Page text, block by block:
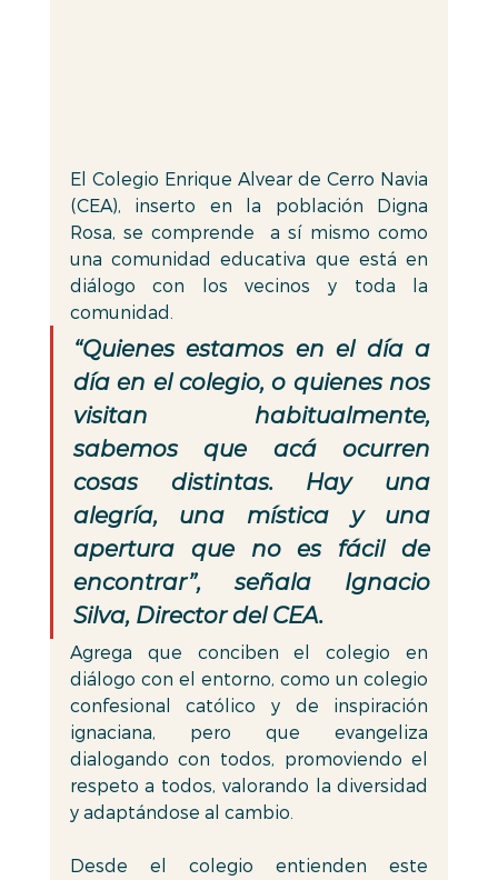
El Colegio Enrique Alvear de Cerro Navia
(CEA), inserto en la población Digna
Rosa, se comprende  a sí mismo como
una comunidad educativa que está en
diálogo con los vecinos y toda la
comunidad.
“Quienes estamos en el día a
día en el colegio, o quienes nos
visitan habitualmente,
sabemos que acá ocurren
cosas distintas. Hay una
alegría, una mística y una
apertura que no es fácil de
encontrar”, señala Ignacio
Silva, Director del CEA.
Agrega que conciben el colegio en
diálogo con el entorno, como un colegio
confesional católico y de inspiración
ignaciana, pero que evangeliza
dialogando con todos, promoviendo el
respeto a todos, valorando la diversidad
y adaptándose al cambio.
Desde el colegio entienden este